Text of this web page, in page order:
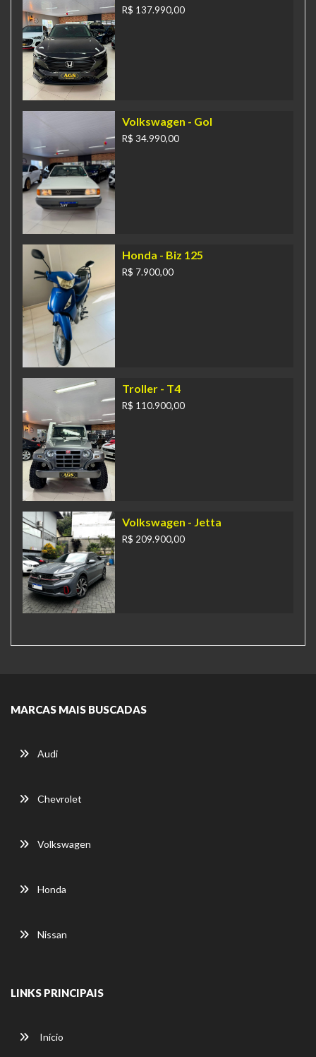
R$ 137.990,00
Volkswagen - Gol
R$ 34.990,00
Honda - Biz 125
R$ 7.900,00
Troller- T4
R$ 110.900,00
Volkswagen - Jetta
R$ 209.900,00
MARCAS MAIS BUSCADAS
Audi
Chevrolet
Volkswagen
Honda
Nissan
LINKS PRINCIPAIS
Início